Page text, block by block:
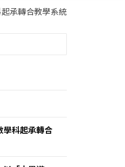
承轉合教學系統
學科起承轉合